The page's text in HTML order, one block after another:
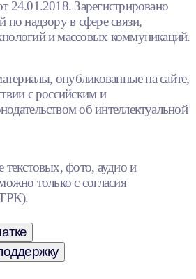
Зарегистрировано
надзору в сфере связи,
и массовых коммуникаций.
опубликованные на сайте,
с российским и
об интеллектуальной
фото, аудио и
только с согласия